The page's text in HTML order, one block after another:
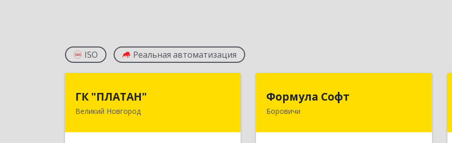
ISO Реальная автоматизация
ГК "ПЛАТАН"
Великий Новгород
173003, Новгородская обл, Великий
Формула Софт
Боровичи
Формула Софт